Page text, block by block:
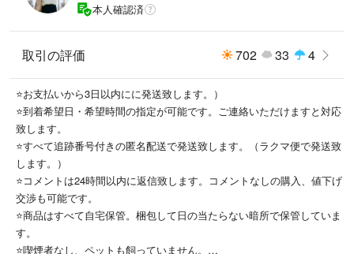
◆◆発送方法◆◆
追跡可能な匿名配送にてお届けいたします。
ご希望の到着日や時間帯を指定できますので、どうぞご連絡ください。
◆◆その他◆◆
トラブル防止の観点から、商品の特徴・重さ・シリアル番号などを事前に
控えさせていただいております。
他にも類似品を多数出品しています。まとめ買いでお値引き可能ですの
で、まとめ買い依頼・コメントお願いします。
バーリントン ホークアイ ピクニック I608
#ゆゆショップの商品一覧はこちら
本人確認済
取引の評価 702 33 4
⭐お支払いから3日以内にに発送致します。）
⭐到着希望日・希望時間の指定が可能です。ご連絡いただけますと対応
致します。
⭐すべて追跡番号付きの匿名配送で発送致します。（ラクマ便で発送致
します。）
⭐コメントは24時間以内に返信致します。コメントなしの購入、値下げ
交渉も可能です。
⭐商品はすべて自宅保管。梱包して日の当たらない暗所で保管していま
す。
⭐喫煙者なし、ペットも飼っていません。